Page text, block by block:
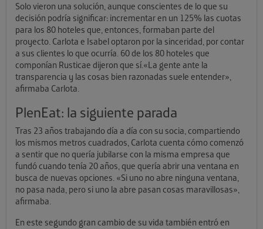
Solo vieron una solución, aunque conscientes de lo que su
decisión podría significar: incrementar en un 125% las cuotas
para los 80 hoteles que, entonces, formaban parte del
proyecto. Carlota e Isabel optaron por la sinceridad, por contar
a sus clientes lo que ocurría. 60 de los 80 hoteles que
componían Rusticae dijeron que sí.«La gente ante la
transparencia y las cosas bien razonadas suele entender»,
afirmaba Carlota.
PlenEat: la siguiente parada
Tras 23 años trabajando día a día con su socia, compartiendo
los mismos metros cuadrados, Carlota cuenta cómo comenzó
a sentir que no quería jubilarse con la misma empresa que
fundó cuando tenía 20 años, que quería abrir una ventana en
busca de nuevas opciones. «Si uno no abre ninguna ventana,
no pasa nada, pero si uno la abre pasan cosas maravillosas»,
afirmaba.
En este segundo gran cambio de su vida también entró en